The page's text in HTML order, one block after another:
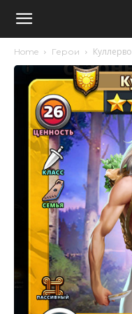
Home Герои Куллерво